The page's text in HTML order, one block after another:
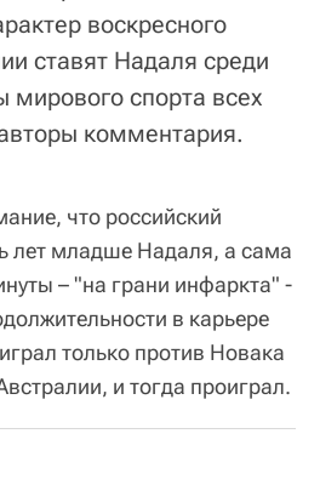
воскресного
ставят Надаля среди
мирового спорта всех
комментария.
что российский
лет младше Надаля, а сама
– "на грани инфаркта" -
в карьере
только против Новака
и тогда проиграл.